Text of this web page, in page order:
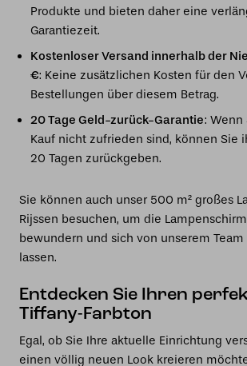
Produkte und bieten daher eine
Garantiezeit.
Kostenloser Versand innerhalb der
€: Keine zusätzlichen Kosten für den
Bestellungen über diesem Betrag.
20 Tage Geld-zurück-Garantie:
Kauf nicht zufrieden sind, können Sie
20 Tagen zurückgeben.
Sie können auch unser 500 m² großes
Rijssen besuchen, um die
bewundern und sich von unserem
lassen.
Entdecken Sie Ihren
Tiffany-Farbton
Egal, ob Sie Ihre aktuelle Einrichtung
einen völlig neuen Look kreieren